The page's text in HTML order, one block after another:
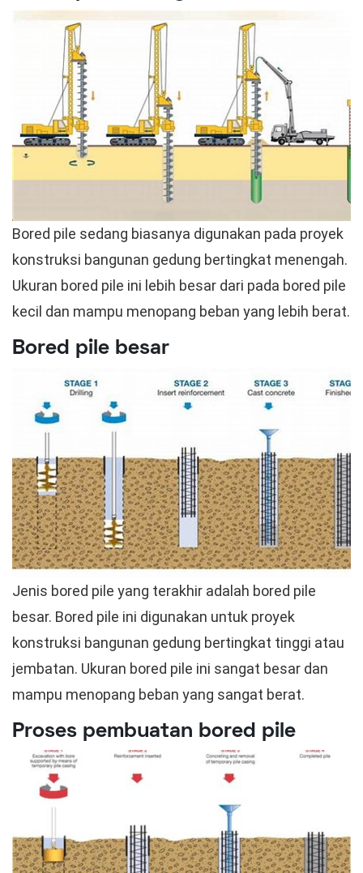
Bored pile sedang biasanya digunakan pada proyek
konstruksi bangunan gedung bertingkat menengah.
Ukuran bored pile ini lebih besar dari pada bored pile
kecil dan mampu menopang beban yang lebih berat.
Bored pile besar
Jenis bored pile yang terakhir adalah bored pile
besar. Bored pile ini digunakan untuk proyek
konstruksi bangunan gedung bertingkat tinggi atau
jembatan. Ukuran bored pile ini sangat besar dan
mampu menopang beban yang sangat berat.
Proses pembuatan bored pile